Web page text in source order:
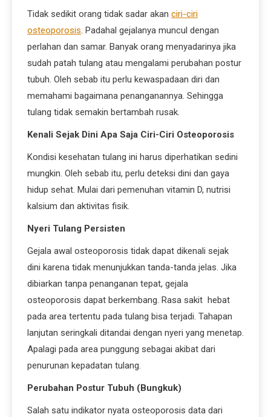
Tidak sedikit orang tidak sadar akan ciri-ciri
osteoporosis. Padahal gejalanya muncul dengan
perlahan dan samar. Banyak orang menyadarinya jika
sudah patah tulang atau mengalami perubahan postur
tubuh. Oleh sebab itu perlu kewaspadaan diri dan
memahami bagaimana penanganannya. Sehingga
tulang tidak semakin bertambah rusak.
Kenali Sejak Dini Apa Saja Ciri-Ciri Osteoporosis
Kondisi kesehatan tulang ini harus diperhatikan sedini
mungkin. Oleh sebab itu, perlu deteksi dini dan gaya
hidup sehat. Mulai dari pemenuhan vitamin D, nutrisi
kalsium dan aktivitas fisik.
Nyeri Tulang Persisten
Gejala awal osteoporosis tidak dapat dikenali sejak
dini karena tidak menunjukkan tanda-tanda jelas. Jika
dibiarkan tanpa penanganan tepat, gejala
osteoporosis dapat berkembang. Rasa sakit hebat
pada area tertentu pada tulang bisa terjadi. Tahapan
lanjutan seringkali ditandai dengan nyeri yang menetap.
Apalagi pada area punggung sebagai akibat dari
penurunan kepadatan tulang.
Perubahan Postur Tubuh (Bungkuk)
Salah satu indikator nyata osteoporosis data dari